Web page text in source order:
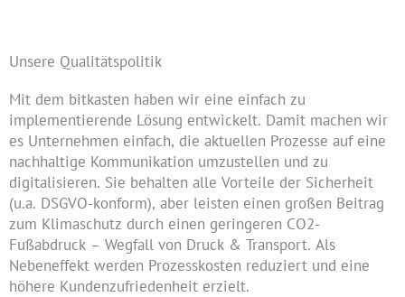
Unsere Qualitätspolitik
Mit dem bitkasten haben wir eine einfach zu
implementierende Lösung entwickelt. Damit machen wir
es Unternehmen einfach, die aktuellen Prozesse auf eine
nachhaltige Kommunikation umzustellen und zu
digitalisieren. Sie behalten alle Vorteile der Sicherheit
(u.a. DSGVO-konform), aber leisten einen großen Beitrag
zum Klimaschutz durch einen geringeren CO2-
Fußabdruck – Wegfall von Druck & Transport. Als
Nebeneffekt werden Prozesskosten reduziert und eine
höhere Kundenzufriedenheit erzielt.